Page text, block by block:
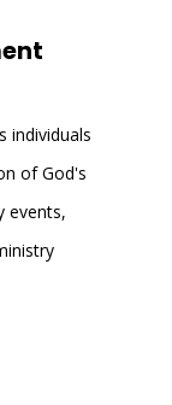
individuals
of God's
events,